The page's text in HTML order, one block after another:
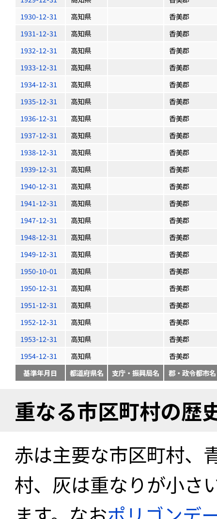
1930-12-31
高知県
香美郡
1931-12-31
高知県
香美郡
1932-12-31
高知県
香美郡
1933-12-31
高知県
香美郡
1934-12-31
高知県
香美郡
1935-12-31
高知県
香美郡
1936-12-31
高知県
香美郡
1937-12-31
高知県
香美郡
1938-12-31
高知県
香美郡
1939-12-31
高知県
香美郡
1940-12-31
高知県
香美郡
1941-12-31
高知県
香美郡
1947-12-31
高知県
香美郡
1948-12-31
高知県
香美郡
1949-12-31
高知県
香美郡
1950-10-01
高知県
香美郡
1950-12-31
高知県
香美郡
1951-12-31
高知県
香美郡
1952-12-31
高知県
香美郡
1953-12-31
高知県
香美郡
1954-12-31
高知県
香美郡
基準年月日
都道府県名 支庁・振興局名 郡・政令都市名
重なる市区町村の歴
赤は主要な市区町村、
村、灰は重なりが小さ